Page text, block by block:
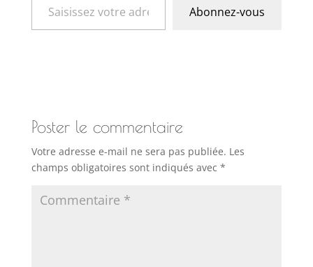
Abonnez-vous
Poster le commentaire
Votre adresse e-mail ne sera pas publiée. Les
champs obligatoires sont indiqués avec *